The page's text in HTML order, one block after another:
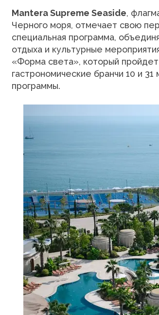
Mantera Supreme Seaside,
Черного моря, отмечает свою
специальная программа,
отдыха и культурные
«Форма света», который
гастрономические бранчи 10 и
программы.